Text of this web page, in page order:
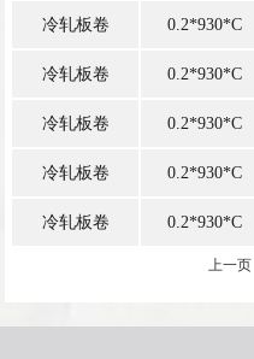
冷轧板卷 0.2*930*C
冷轧板卷 0.2*930*C
冷轧板卷 0.2*930*C
冷轧板卷 0.2*930*C
冷轧板卷 0.2*930*C
上一